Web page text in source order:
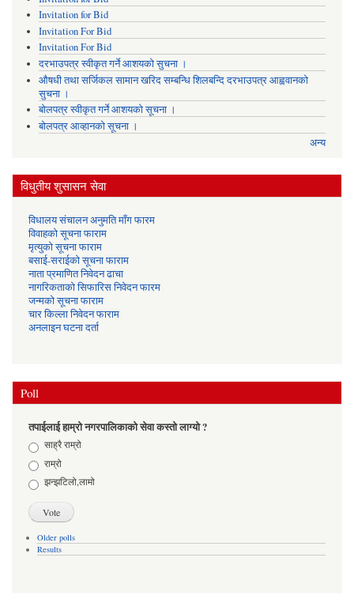
Invitation for Bid
Invitation For Bid
Invitation For Bid
दरभाउपत्र स्वीकृत गर्ने आशयको सुचना ।
औषधी तथा सर्जिकल सामान खरिद सम्बन्धि शिलबन्दि दरभाउपत्र आह्ववानको
सुचना ।
बोलपत्र स्वीकृत गर्ने आशयको सूचना ।
बोलपत्र आव्हानको सूचना ।
अन्य
विधुतीय शुसासन सेवा
विधालय संचालन अनुमति माँग फारम
विवाहको सूचना फाराम
मृत्युको सूचना फाराम
बसाई-सराईको सूचना फाराम
नाता प्रमाणित निवेदन ढाचा
नागरिकताको सिफारिस निवेदन फारम
जन्मको सूचना फाराम
चार किल्ला निवेदन फाराम
अनलाइन घटना दर्ता
Poll
तपाईलाई हाम्रो नगरपालिकाको सेवा कस्तो लाग्यो ?
Choicesसाह्रै राम्रो
राम्रो
झन्झटिलो,लामो
Older polls
Results